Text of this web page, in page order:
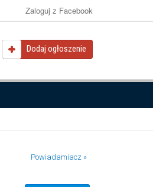
Zaloguj z Facebook
Dodaj ogłoszenie
Powiadamiacz »